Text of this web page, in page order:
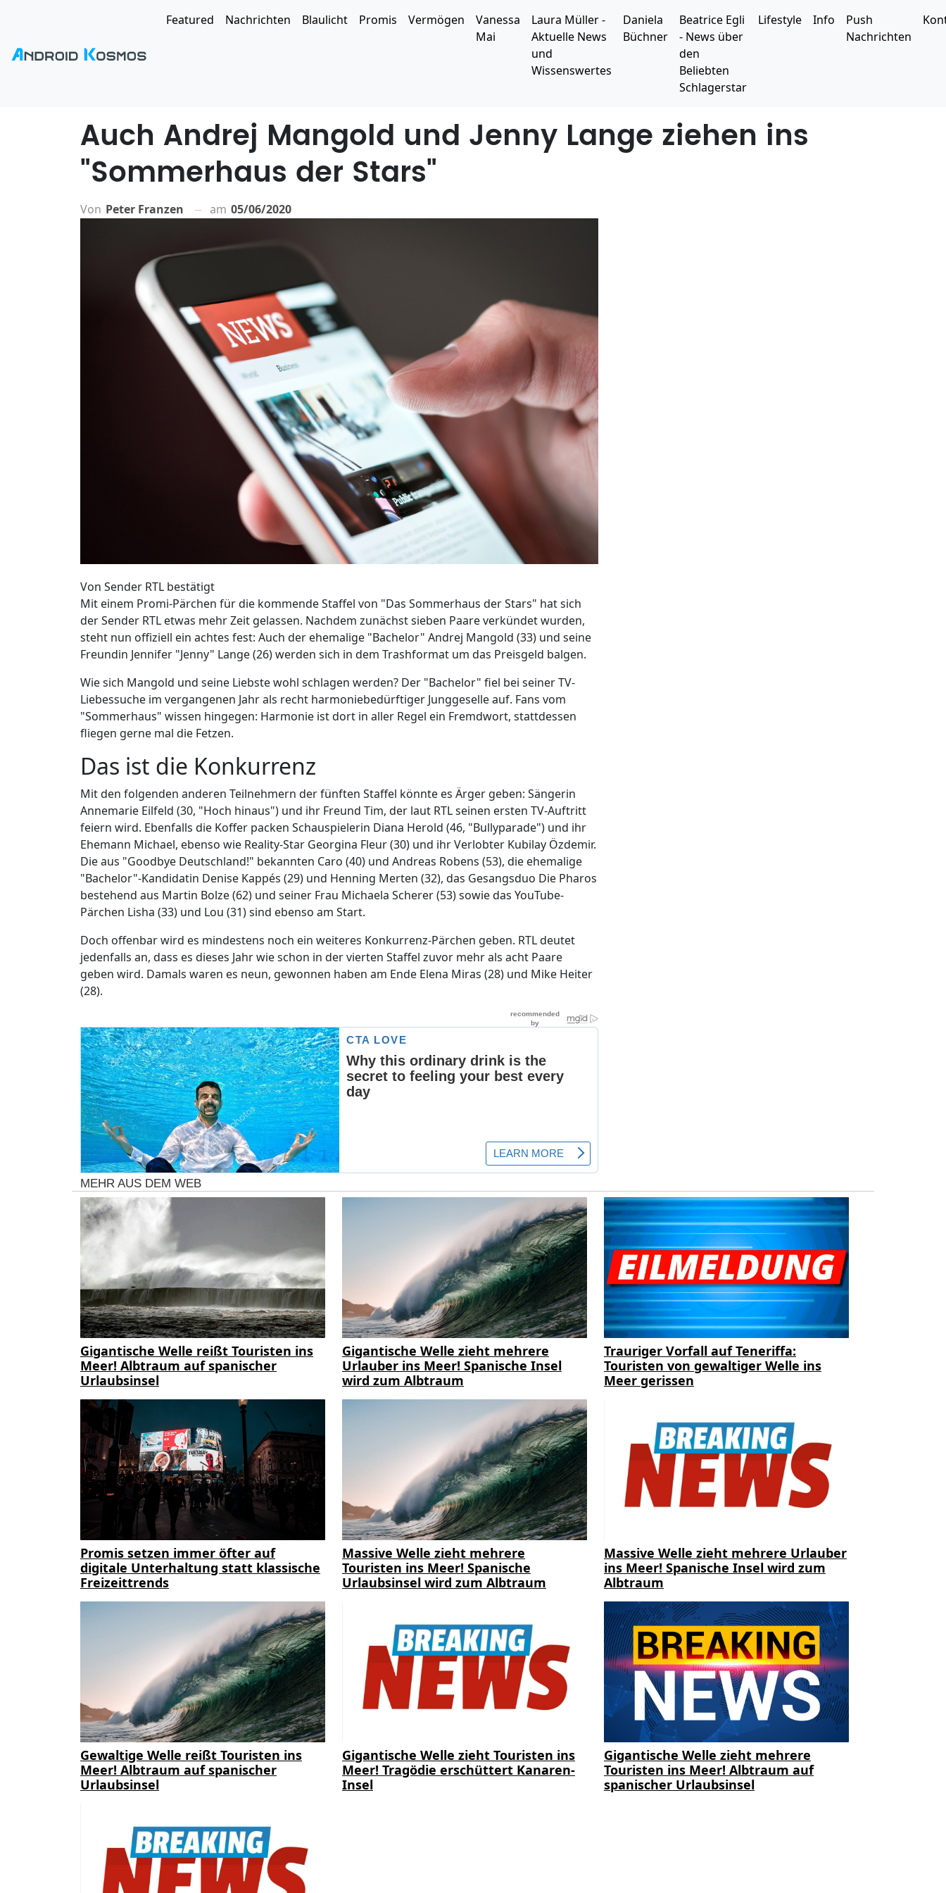
Featured Nachrichten Blaulicht Promis Vermögen
Vanessa
Mai
Laura Müller -
Aktuelle News
und
Wissenswertes
Daniela
Büchner
Beatrice Egli
- News über
den
Beliebten
Schlagerstar
Lifestyle Info
Push
Nachrichten
Auch Andrej Mangold und Jenny Lange ziehen ins
"Sommerhaus der Stars"
Von Peter Franzen am 05/06/2020
Von Sender RTL bestätigt
Mit einem Promi-Pärchen für die kommende Staffel von "Das Sommerhaus der Stars" hat sich
der Sender RTL etwas mehr Zeit gelassen. Nachdem zunächst sieben Paare verkündet wurden,
steht nun offiziell ein achtes fest: Auch der ehemalige "Bachelor" Andrej Mangold (33) und seine
Freundin Jennifer "Jenny" Lange (26) werden sich in dem Trashformat um das Preisgeld balgen.
Wie sich Mangold und seine Liebste wohl schlagen werden? Der "Bachelor" fiel bei seiner TV-
Liebessuche im vergangenen Jahr als recht harmoniebedürftiger Junggeselle auf. Fans vom
"Sommerhaus" wissen hingegen: Harmonie ist dort in aller Regel ein Fremdwort, stattdessen
fliegen gerne mal die Fetzen.
Das ist die Konkurrenz
Mit den folgenden anderen Teilnehmern der fünften Staffel könnte es Ärger geben: Sängerin
Annemarie Eilfeld (30, "Hoch hinaus") und ihr Freund Tim, der laut RTL seinen ersten TV-Auftritt
feiern wird. Ebenfalls die Koffer packen Schauspielerin Diana Herold (46, "Bullyparade") und ihr
Ehemann Michael, ebenso wie Reality-Star Georgina Fleur (30) und ihr Verlobter Kubilay Özdemir.
Die aus "Goodbye Deutschland!" bekannten Caro (40) und Andreas Robens (53), die ehemalige
"Bachelor"-Kandidatin Denise Kappés (29) und Henning Merten (32), das Gesangsduo Die Pharos
bestehend aus Martin Bolze (62) und seiner Frau Michaela Scherer (53) sowie das YouTube-
Pärchen Lisha (33) und Lou (31) sind ebenso am Start.
Doch offenbar wird es mindestens noch ein weiteres Konkurrenz-Pärchen geben. RTL deutet
jedenfalls an, dass es dieses Jahr wie schon in der vierten Staffel zuvor mehr als acht Paare
geben wird. Damals waren es neun, gewonnen haben am Ende Elena Miras (28) und Mike Heiter
(28).
MEHR AUS DEM WEB
Gigantische Welle reißt Touristen ins
Meer! Albtraum auf spanischer
Urlaubsinsel
Gigantische Welle zieht mehrere
Urlauber ins Meer! Spanische Insel
wird zum Albtraum
Trauriger Vorfall auf Teneriffa:
Touristen von gewaltiger Welle ins
Meer gerissen
Promis setzen immer öfter auf
digitale Unterhaltung statt klassische
Freizeittrends
Massive Welle zieht mehrere
Touristen ins Meer! Spanische
Urlaubsinsel wird zum Albtraum
Massive Welle zieht mehrere Urlauber
ins Meer! Spanische Insel wird zum
Albtraum
Gewaltige Welle reißt Touristen ins
Meer! Albtraum auf spanischer
Urlaubsinsel
Gigantische Welle zieht Touristen ins
Meer! Tragödie erschüttert Kanaren-
Insel
Gigantische Welle zieht mehrere
Touristen ins Meer! Albtraum auf
spanischer Urlaubsinsel